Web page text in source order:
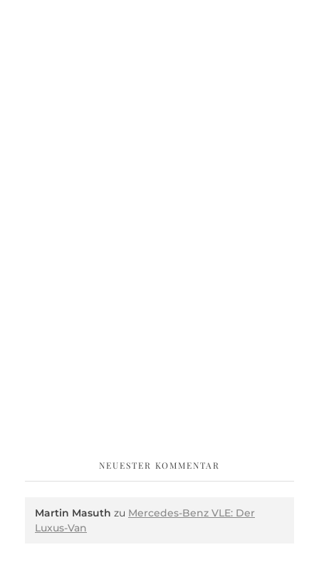
NEUESTER KOMMENTAR
Martin Masuth zu Mercedes-Benz VLE: Der
Luxus-Van